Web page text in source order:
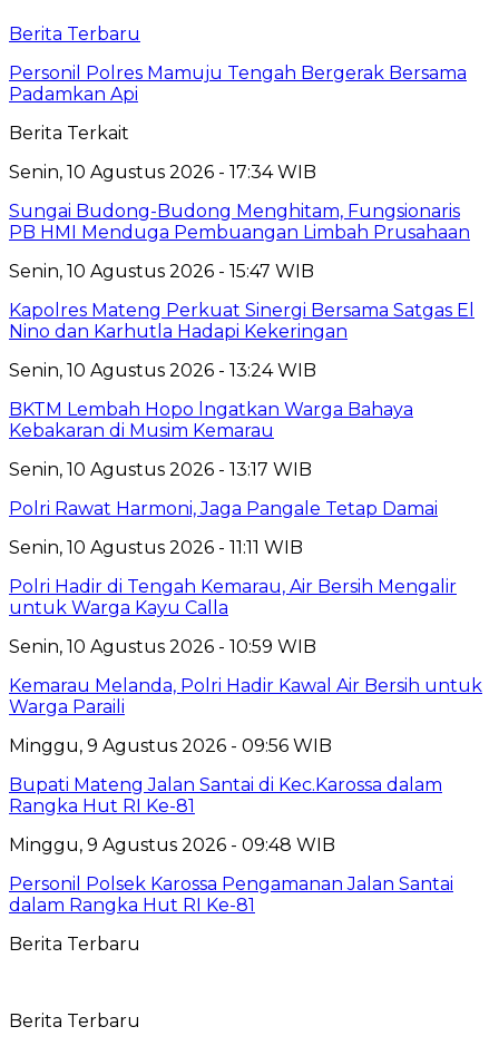
Berita Terbaru
Personil Polres Mamuju Tengah Bergerak Bersama
Padamkan Api
Berita Terkait
Senin, 10 Agustus 2026 - 17:34 WIB
Sungai Budong-Budong Menghitam, Fungsionaris
PB HMI Menduga Pembuangan Limbah Prusahaan
Senin, 10 Agustus 2026 - 15:47 WIB
Kapolres Mateng Perkuat Sinergi Bersama Satgas El
Nino dan Karhutla Hadapi Kekeringan
Senin, 10 Agustus 2026 - 13:24 WIB
BKTM Lembah Hopo lngatkan Warga Bahaya
Kebakaran di Musim Kemarau
Senin, 10 Agustus 2026 - 13:17 WIB
Polri Rawat Harmoni, Jaga Pangale Tetap Damai
Senin, 10 Agustus 2026 - 11:11 WIB
Polri Hadir di Tengah Kemarau, Air Bersih Mengalir
untuk Warga Kayu Calla
Senin, 10 Agustus 2026 - 10:59 WIB
Kemarau Melanda, Polri Hadir Kawal Air Bersih untuk
Warga Paraili
Minggu, 9 Agustus 2026 - 09:56 WIB
Bupati Mateng Jalan Santai di Kec.Karossa dalam
Rangka Hut RI Ke-81
Minggu, 9 Agustus 2026 - 09:48 WIB
Personil Polsek Karossa Pengamanan Jalan Santai
dalam Rangka Hut RI Ke-81
Berita Terbaru
Berita Terbaru